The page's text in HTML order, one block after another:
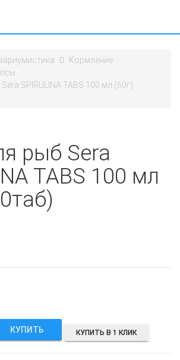
Кормление
SPIRULINA TABS 100 мл (60г)
рыб Sera
TABS 100 мл
КУПИТЬ В 1 КЛИК